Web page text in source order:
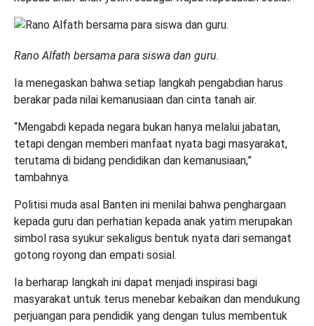
Rano Alfath bersama para siswa dan guru.
Ia menegaskan bahwa setiap langkah pengabdian harus
berakar pada nilai kemanusiaan dan cinta tanah air.
“Mengabdi kepada negara bukan hanya melalui jabatan,
tetapi dengan memberi manfaat nyata bagi masyarakat,
terutama di bidang pendidikan dan kemanusiaan,”
tambahnya.
Politisi muda asal Banten ini menilai bahwa penghargaan
kepada guru dan perhatian kepada anak yatim merupakan
simbol rasa syukur sekaligus bentuk nyata dari semangat
gotong royong dan empati sosial.
Ia berharap langkah ini dapat menjadi inspirasi bagi
masyarakat untuk terus menebar kebaikan dan mendukung
perjuangan para pendidik yang dengan tulus membentuk